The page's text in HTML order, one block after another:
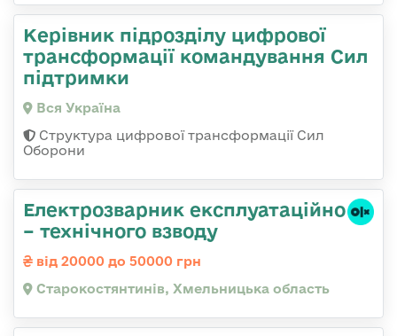
Керівник підрозділу цифрової
трансформації командування Сил
підтримки
Вся Україна
Структура цифрової трансформації Сил
Оборони
Електрозварник експлуатаційно
– технічного взводу
від 20000 до 50000 грн
Старокостянтинів, Хмельницька область